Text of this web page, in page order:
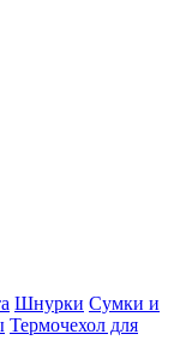
Шнурки Сумки и
Термочехол для